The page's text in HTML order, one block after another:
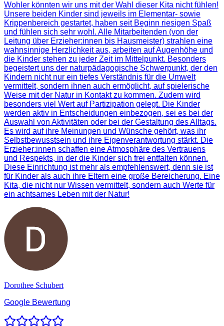
Wohler könnten wir uns mit der Wahl dieser Kita nicht fühlen!
Unsere beiden Kinder sind jeweils im Elementar- sowie
Krippenbereich gestartet, haben seit Beginn riesigen Spaß
und fühlen sich sehr wohl. Alle Mitarbeitenden (von der
Leitung über Erzieher:innen bis Hausmeister) strahlen eine
wahnsinnige Herzlichkeit aus, arbeiten auf Augenhöhe und
die Kinder stehen zu jeder Zeit im Mittelpunkt. Besonders
begeistert uns der naturpädagogische Schwerpunkt, der den
Kindern nicht nur ein tiefes Verständnis für die Umwelt
vermittelt, sondern ihnen auch ermöglicht, auf spielerische
Weise mit der Natur in Kontakt zu kommen. Zudem wird
besonders viel Wert auf Partizipation gelegt. Die Kinder
werden aktiv in Entscheidungen einbezogen, sei es bei der
Auswahl von Aktivitäten oder bei der Gestaltung des Alltags.
Es wird auf ihre Meinungen und Wünsche gehört, was ihr
Selbstbewusstsein und ihre Eigenverantwortung stärkt. Die
Erzieher:innen schaffen eine Atmosphäre des Vertrauens
und Respekts, in der die Kinder sich frei entfalten können.
Diese Einrichtung ist mehr als empfehlenswert, denn sie ist
für Kinder als auch ihre Eltern eine große Bereicherung. Eine
Kita, die nicht nur Wissen vermittelt, sondern auch Werte für
ein achtsames Leben mit der Natur!
Dorothee Schubert
Google Bewertung